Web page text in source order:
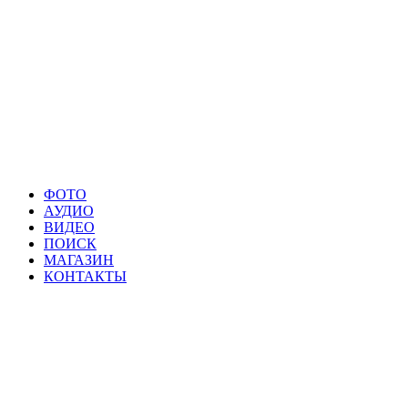
ФОТО
АУДИО
ВИДЕО
ПОИСК
МАГАЗИН
КОНТАКТЫ